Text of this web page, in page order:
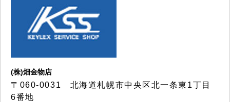
(株)畑金物店
〒060-0031 北海道札幌市中央区北一条東1丁目
6番地